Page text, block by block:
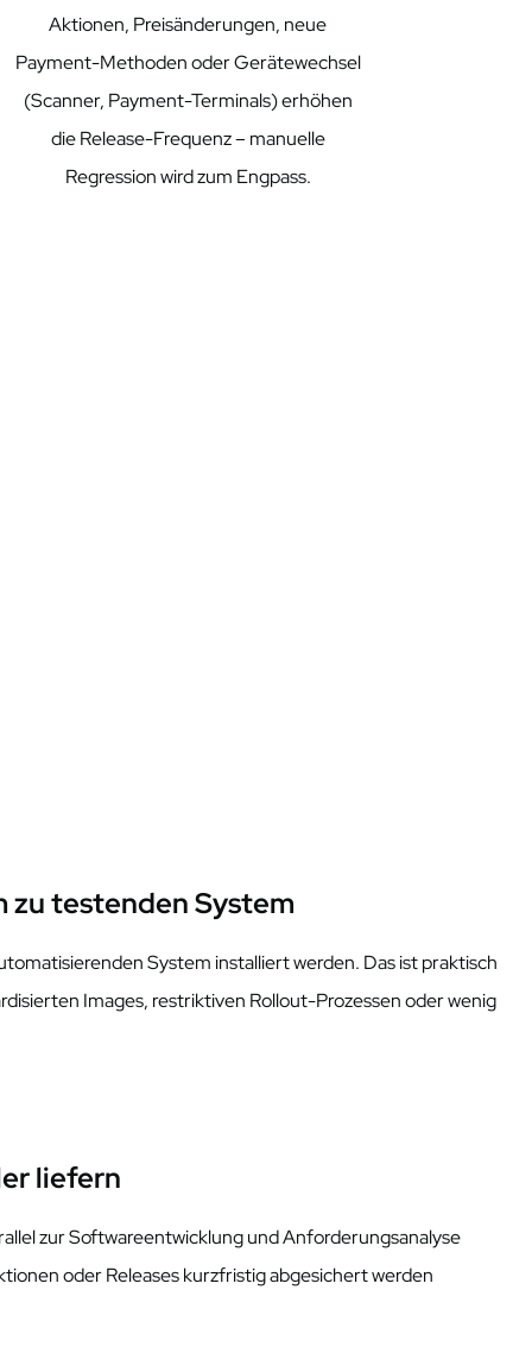
Aktionen, Preisänderungen, neue
Payment-Methoden oder Gerätewechsel
(Scanner, Payment-Terminals) erhöhen
die Release-Frequenz – manuelle
Regression wird zum Engpass.
zu testenden System
System installiert werden. Das ist praktisch
Images, restriktiven Rollout-Prozessen oder wenig
liefern
zur Softwareentwicklung und Anforderungsanalyse
oder Releases kurzfristig abgesichert werden